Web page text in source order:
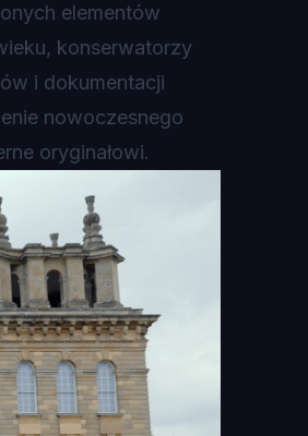
elementów
konserwatorzy
i dokumentacji
nowoczesnego
oryginałowi.